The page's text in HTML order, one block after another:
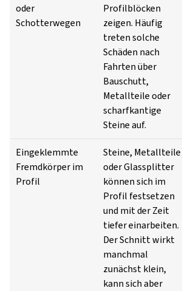
oder
Schotterwegen
Profilblöcken
zeigen. Häufig
treten solche
Schäden nach
Fahrten über
Bauschutt,
Metallteile oder
scharfkantige
Steine auf.
Eingeklemmte
Fremdkörper im
Profil
Steine, Metallteile
oder Glassplitter
können sich im
Profil festsetzen
und mit der Zeit
tiefer einarbeiten.
Der Schnitt wirkt
manchmal
zunächst klein,
kann sich aber